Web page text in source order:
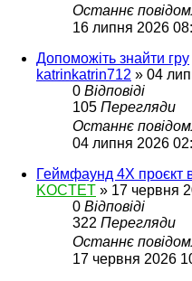
Останнє
16 липня 2026
Допоможіть знайти гру
katrinkatrin712 » 04
0 Відповіді
105 Перегляди
Останнє
04 липня 2026
Геймфаунд 4Х проєкт
KOCTET » 17 червня
0 Відповіді
322 Перегляди
Останнє
17 червня 2026